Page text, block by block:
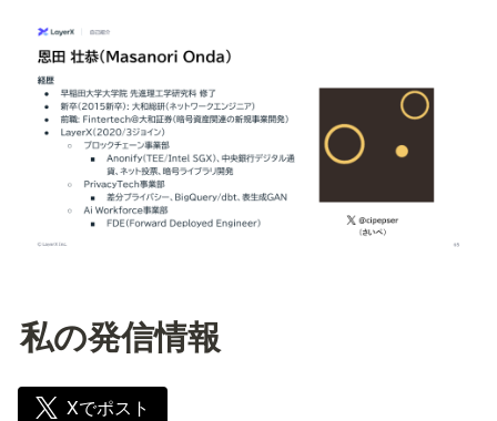
私の発信情報
Xでポスト